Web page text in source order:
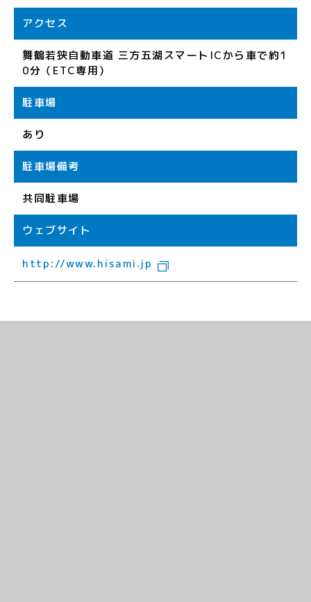
アクセス
舞鶴若狭自動車道 三方五湖スマートICから車で約1
0分（ETC専用）
駐車場
あり
駐車場備考
共同駐車場
ウェブサイト
http://www.hisami.jp